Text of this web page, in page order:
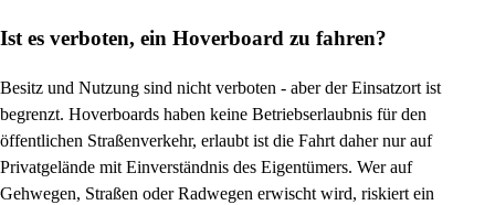
Ist es verboten, ein Hoverboard zu fahren?
Besitz und Nutzung sind nicht verboten - aber der Einsatzort ist
begrenzt. Hoverboards haben keine Betriebserlaubnis für den
öffentlichen Straßenverkehr, erlaubt ist die Fahrt daher nur auf
Privatgelände mit Einverständnis des Eigentümers. Wer auf
Gehwegen, Straßen oder Radwegen erwischt wird, riskiert ein